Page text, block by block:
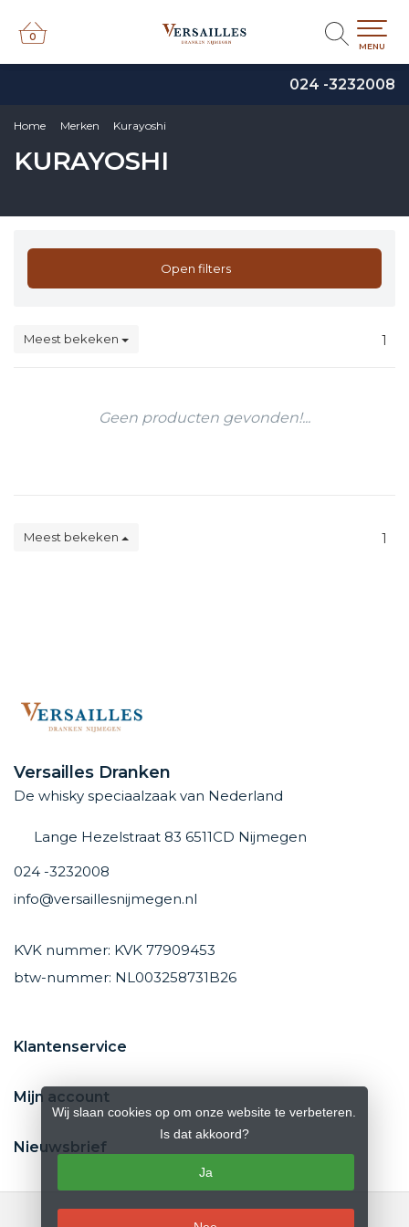
024 -3232008
0
0
MENU
Home Merken Kurayoshi
KURAYOSHI
Open filters
Meest bekeken 1
Geen producten gevonden!...
Meest bekeken 1
Versailles Dranken
De whisky speciaalzaak van Nederland
Lange Hezelstraat 83 6511CD Nijmegen
024 -3232008
info@versaillesnijmegen.nl
KVK nummer: KVK 77909453
btw-nummer: NL003258731B26
Klantenservice
Mijn account
Nieuwsbrief
Wij slaan cookies op om onze website te verbeteren.
Is dat akkoord?
Ja